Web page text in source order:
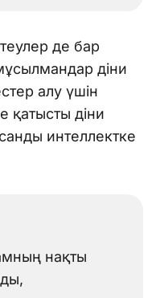
де бар
діни
алу үшін
қатысты діни
интеллектке
нақты